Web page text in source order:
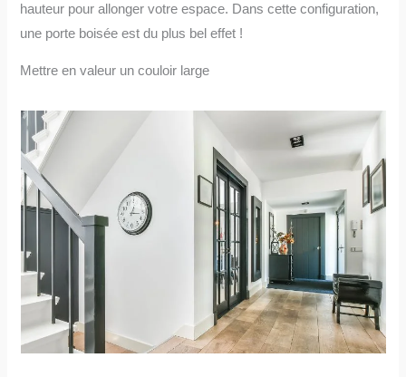
hauteur pour allonger votre espace. Dans cette configuration,
une porte boisée est du plus bel effet !
Mettre en valeur un couloir large